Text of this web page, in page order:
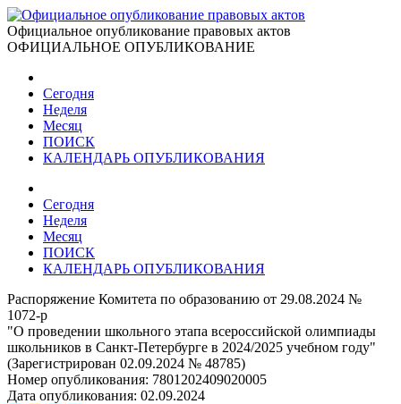
Официальное опубликование правовых актов
ОФИЦИАЛЬНОЕ ОПУБЛИКОВАНИЕ
Сегодня
Неделя
Месяц
ПОИСК
КАЛЕНДАРЬ ОПУБЛИКОВАНИЯ
Сегодня
Неделя
Месяц
ПОИСК
КАЛЕНДАРЬ ОПУБЛИКОВАНИЯ
Распоряжение Комитета по образованию от 29.08.2024 №
1072-p
"О проведении школьного этапа всероссийской олимпиады
школьников в Санкт-Петербурге в 2024/2025 учебном году"
(Зарегистрирован 02.09.2024 № 48785)
Номер опубликования: 7801202409020005
Дата опубликования: 02.09.2024